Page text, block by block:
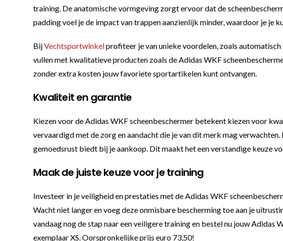
training. De anatomische vormgeving zorgt ervoor dat de
padding voel je de impact van trappen aanzienlijk minder, waardoor je je
BijVechtsportwinkelprofiteer je van unieke voordelen, zoals
vullen met kwalitatieve producten zoals de Adidas WKF
zonder extra kosten jouw favoriete sportartikelen kunt ontvangen.
Kwaliteit en garantie
Kiezen voor de Adidas WKF scheenbeschermer betekent kiezen voor
vervaardigd met de zorg en aandacht die je van dit merk mag
gemoedsrust biedt bij je aankoop. Dit maakt het een verstandige keuze
Maak de juiste keuze voor je training
Investeer in je veiligheid en prestaties met de Adidas WKF
Wacht niet langer en voeg deze onmisbare bescherming toe aan je
vandaag nog de stap naar een veiligere training en bestel nu jouw Adidas
exemplaar XS. Oorspronkelijke prijs euro 73,50!